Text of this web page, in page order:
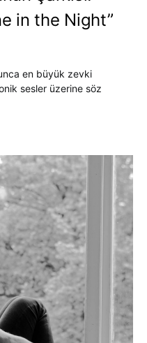
in the Night”
en büyük zevki
sesler üzerine söz